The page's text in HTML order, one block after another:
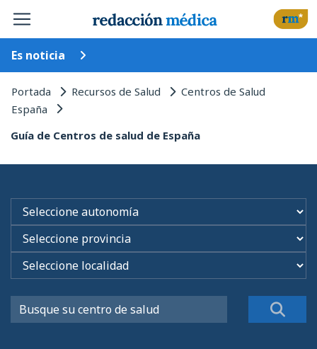
Es noticia
Portada Recursos de Salud Centros de Salud
España
Guía de Centros de salud de España